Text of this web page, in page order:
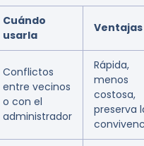
Cuándo
usarla
Ventajas
Conflictos
entre vecinos
o con el
administrador
Rápida,
menos
costosa,
preserva